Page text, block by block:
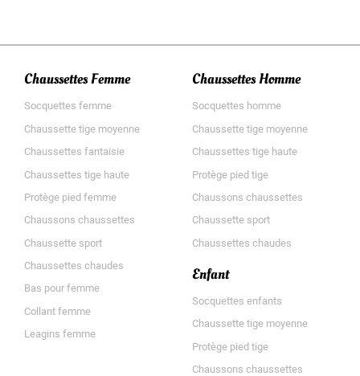
Chaussettes Femme
Socquettes femme
Chaussette tige moyenne
Chaussettes fantaisie
Chaussettes tige haute
Protège pied femme
Chaussons chaussettes
Chaussette sport
Chaussettes chaudes
Bas pour femme
Collant femme
Leagins femme
Chaussettes Homme
Socquettes homme
Chaussette tige moyenne
Chaussettes tige haute
Protège pied tige
Chaussons chaussettes
Chaussette sport
Chaussettes chaudes
Enfant
Socquettes enfants
Chaussette tige moyenne
Protège pied tige
Chaussons chaussettes